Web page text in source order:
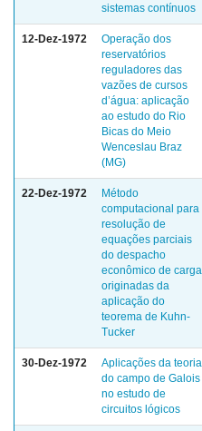
sistemas contínuos
12-Dez-1972
Operação dos
reservatórios
reguladores das
vazões de cursos
d’água: aplicação
ao estudo do Rio
Bicas do Meio
Wenceslau Braz
(MG)
22-Dez-1972
Método
computacional para
resolução de
equações parciais
do despacho
econômico de carga
originadas da
aplicação do
teorema de Kuhn-
Tucker
30-Dez-1972
Aplicações da teoria
do campo de Galois
no estudo de
circuitos lógicos